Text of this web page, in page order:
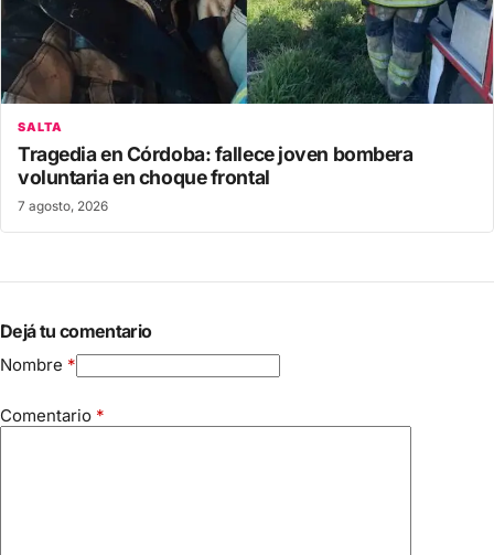
SALTA
Tragedia en Córdoba: fallece joven bombera
voluntaria en choque frontal
7 agosto, 2026
Dejá tu comentario
Nombre *
Comentario *